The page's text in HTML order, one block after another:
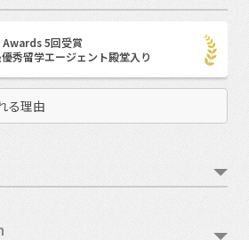
5回受賞
秀留学エージェント殿堂入り
る理由